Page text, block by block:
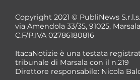
Copyright 2021 © PubliNews S.r.l.s.
via Amendola 33/35, 91025,
C.F/P.IVA 02786180816
ItacaNotizie è una testata
tribunale di Marsala con il n.219
Direttore responsabile: Nicola